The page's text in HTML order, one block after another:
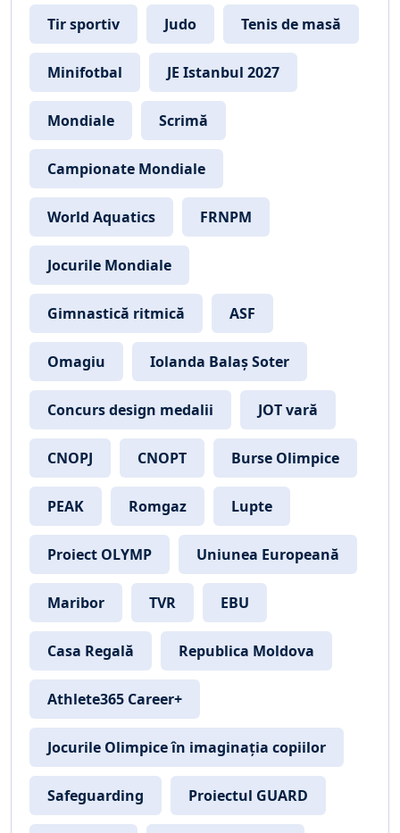
Tir sportiv Judo Tenis de masă
Minifotbal JE Istanbul 2027
Mondiale Scrimă
Campionate Mondiale
World Aquatics FRNPM
Jocurile Mondiale
Gimnastică ritmică ASF
Omagiu Iolanda Balaș Soter
Concurs design medalii JOT vară
CNOPJ CNOPT Burse Olimpice
PEAK Romgaz Lupte
Proiect OLYMP Uniunea Europeană
Maribor TVR EBU
Casa Regală Republica Moldova
Athlete365 Career+
Jocurile Olimpice în imaginația copiilor
Safeguarding Proiectul GUARD